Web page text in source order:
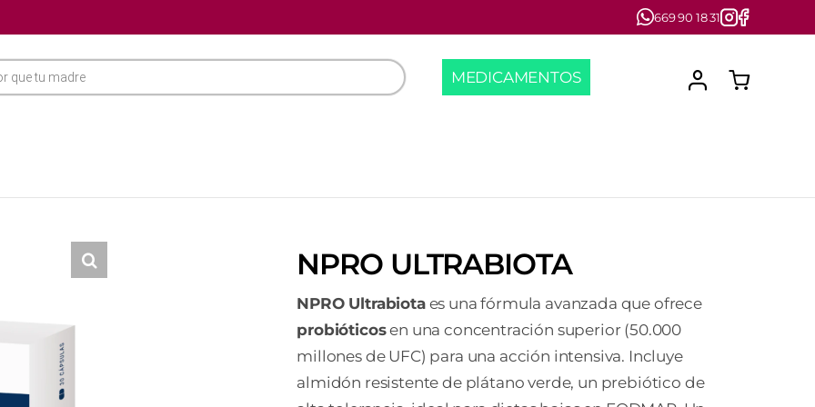
669 90 18 31
MEDICAMENTOS
NPRO ULTRABIOTA
NPRO Ultrabiotaes una fórmula avanzada que ofrece
probióticosen una concentración superior (50.000
millones de UFC) para una acción intensiva. Incluye
almidón resistente de plátano verde, un prebiótico de